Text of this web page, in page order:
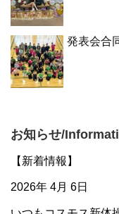
発表会合
お知らせ/
【新着情報】
2026年 4月 6日